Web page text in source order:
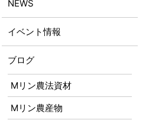
NEWS
イベント情報
ブログ
Mリン農法資材
Mリン農産物